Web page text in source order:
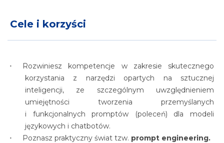
Cele i korzyści
Rozwiniesz kompetencje w zakresie skutecznego
korzystania z narzędzi opartych na sztucznej
inteligencji, ze szczególnym uwzględnieniem
umiejętności tworzenia przemyślanych
i funkcjonalnych promptów (poleceń) dla modeli
językowych i chatbotów.
Poznasz praktyczny świat tzw. prompt engineering.